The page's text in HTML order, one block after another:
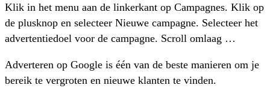
Klik in het menu aan de linkerkant op Campagnes. Klik op
de plusknop en selecteer Nieuwe campagne. Selecteer het
advertentiedoel voor de campagne. Scroll omlaag …
Adverteren op Google is één van de beste manieren om je
bereik te vergroten en nieuwe klanten te vinden.